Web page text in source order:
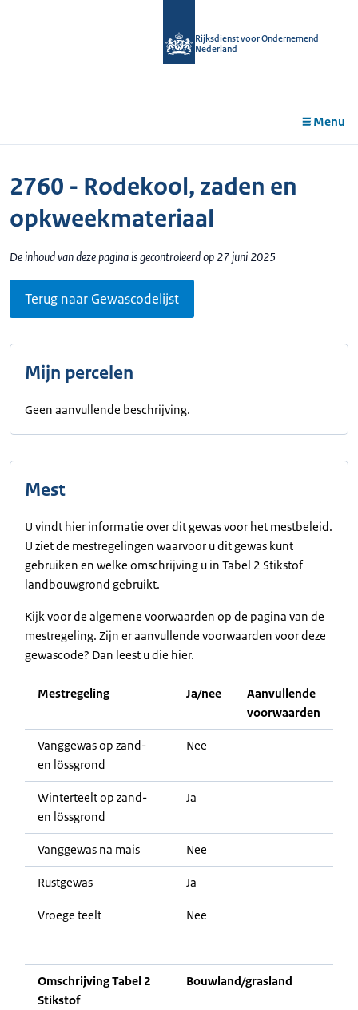
Rijksdienst voor Ondernemend
Nederland
Menu
2760 - Rodekool, zaden en
opkweekmateriaal
De inhoud van deze pagina is gecontroleerd op 27 juni 2025
Terug naar Gewascodelijst
Mijn percelen
Geen aanvullende beschrijving.
Mest
U vindt hier informatie over dit gewas voor het mestbeleid.
U ziet de mestregelingen waarvoor u dit gewas kunt
gebruiken en welke omschrijving u in Tabel 2 Stikstof
landbouwgrond gebruikt.
Kijk voor de algemene voorwaarden op de pagina van de
mestregeling. Zijn er aanvullende voorwaarden voor deze
gewascode? Dan leest u die hier.
Mestregeling Ja/nee
Aanvullende
voorwaarden
Vanggewas op zand-
en lössgrond
Nee
Winterteelt op zand-
en lössgrond
Ja
Vanggewas na mais Nee
Rustgewas Ja
Vroege teelt Nee
Omschrijving Tabel 2
Stikstof
Bouwland/grasland